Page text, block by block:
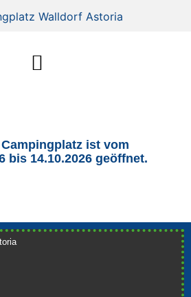
ist vom
bis 14.10.2026 geöffnet.